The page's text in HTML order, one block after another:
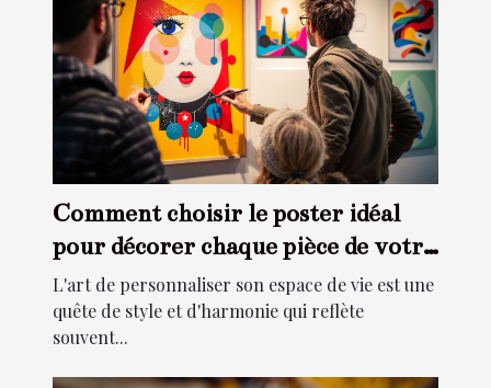
Comment choisir le poster idéal
pour décorer chaque pièce de votre
maison
L'art de personnaliser son espace de vie est une
quête de style et d'harmonie qui reflète
souvent...